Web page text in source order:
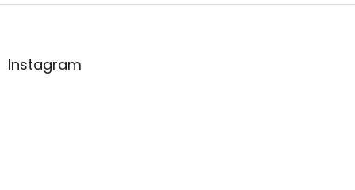
Z
aInstagram